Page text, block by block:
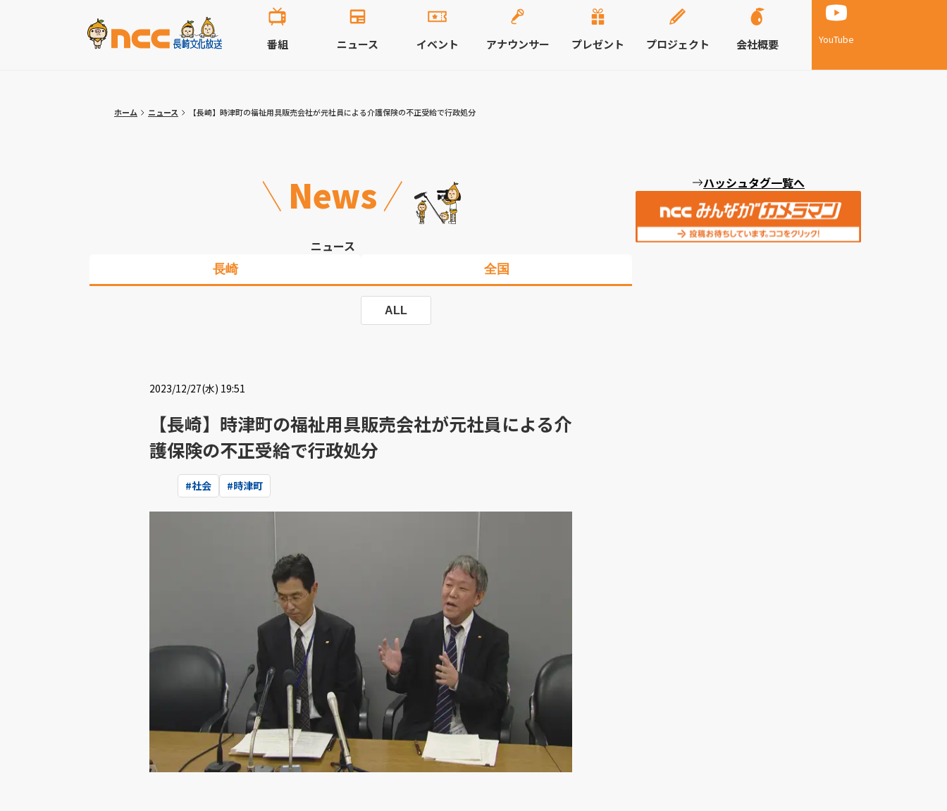
YouTube
番組 ニュース イベント アナウンサー プレゼント プロジェクト 会社概要
ホーム ニュース 【長崎】時津町の福祉用具販売会社が元社員による介護保険の不正受給で行政処分
News
ニュース
長崎 全国
ALL
2023/12/27(水) 19:51
【長崎】時津町の福祉用具販売会社が元社員による介
護保険の不正受給で行政処分
#社会 #時津町
ハッシュタグ一覧へ